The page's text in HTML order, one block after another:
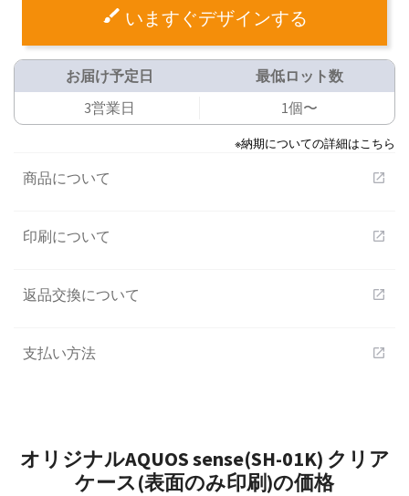
いますぐデザインする
お届け予定日
3営業日
最低ロット数
1個〜
※納期についての詳細はこちら
商品について open_in_new
印刷について open_in_new
返品交換について open_in_new
支払い方法 open_in_new
オリジナルAQUOS sense(SH-01K) クリア
ケース(表面のみ印刷)の価格